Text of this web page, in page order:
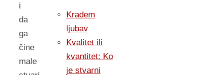
i
da
ga
čine
male
Kradem
ljubav
Kvalitet ili
kvantitet: Ko
je stvarni